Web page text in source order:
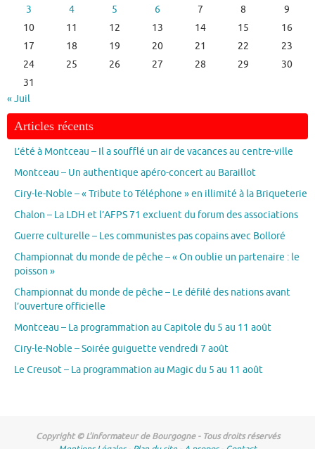
3
4 5 6 7 8
9
10
11 12 13 14 15
16
17
18 19 20 21 22
23
24
25 26 27 28 29
30
31
« Juil
Articles récents
L’été à Montceau – Il a soufflé un air de vacances au centre-ville
Montceau – Un authentique apéro-concert au Baraillot
Ciry-le-Noble – « Tribute to Téléphone » en illimité à la Briqueterie
Chalon – La LDH et l’AFPS 71 excluent du forum des associations
Guerre culturelle – Les communistes pas copains avec Bolloré
Championnat du monde de pêche – « On oublie un partenaire : le
poisson »
Championnat du monde de pêche – Le défilé des nations avant
l’ouverture officielle
Montceau – La programmation au Capitole du 5 au 11 août
Ciry-le-Noble – Soirée guiguette vendredi 7 août
Le Creusot – La programmation au Magic du 5 au 11 août
Copyright © L'informateur de Bourgogne - Tous droits réservés